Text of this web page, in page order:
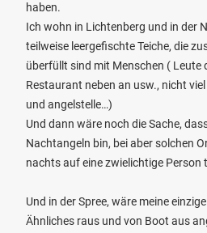
haben.
Ich wohn in Lichtenberg und in der
teilweise leergefischte Teiche, die
überfüllt sind mit Menschen ( Leute
Restaurant neben an usw., nicht
und angelstelle…)
Und dann wäre noch die Sache,
Nachtangeln bin, bei aber solchen
nachts auf eine zwielichtige Person
Und in der Spree, wäre meine
Ähnliches raus und von Boot aus